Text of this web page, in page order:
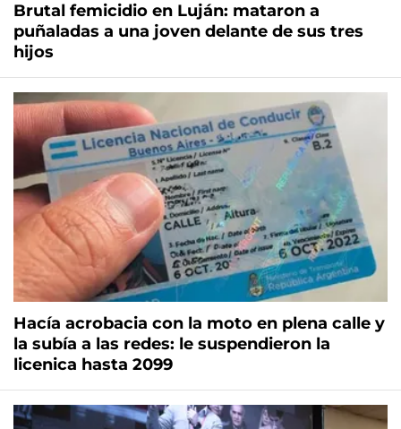
Brutal femicidio en Luján: mataron a
puñaladas a una joven delante de sus tres
hijos
Hacía acrobacia con la moto en plena calle y
la subía a las redes: le suspendieron la
licenica hasta 2099